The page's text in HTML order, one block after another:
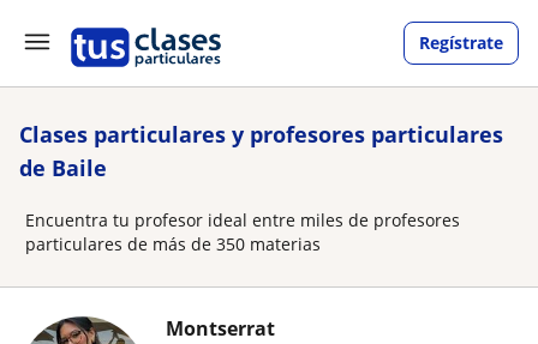
Regístrate
Clases particulares y profesores particulares
de Baile
Encuentra tu profesor ideal entre miles de profesores
particulares de más de 350 materias
Montserrat